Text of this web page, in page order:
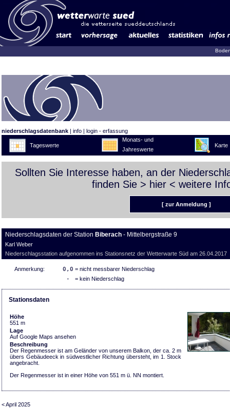
niederschlagsdatenbank | info | login - erfassung
Tageswerte
Monats- und
Jahreswerte
Karte
Sollten Sie Interesse haben, an der
finden Sie > hier < weitere
[ zur Anmeldung ]
Niederschlagsdaten der Station Biberach - Mittelbergstraße 9
Karl Weber
Niederschlagsstation aufgenommen ins Stationsnetz der Wetterwarte Süd am 26.04.2017
Anmerkung: 0,0 = nicht messbarer Niederschlag
- = kein Niederschlag
Stationsdaten
Höhe
551 m
Lage
Auf Google Maps ansehen
Beschreibung
Der Regenmesser ist am Geländer von unserem Balkon, der ca. 2 m
übers Gebäudeeck in südwestlicher Richtung übersteht, im 1. Stock
angebracht.
Der Regenmesser ist in einer Höhe von 551 m ü. NN montiert.
< April 2025